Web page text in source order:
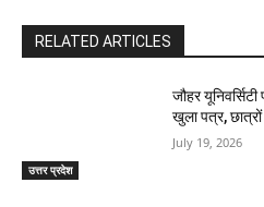
RELATED ARTICLES
उत्तर प्रदेश
जौहर
खुला पत्र,
July 19, 2026